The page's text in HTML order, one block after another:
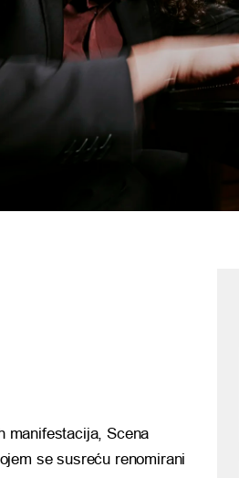
manifestacija, Scena
se susreću renomirani